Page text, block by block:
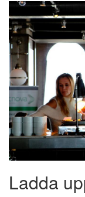
Ladda